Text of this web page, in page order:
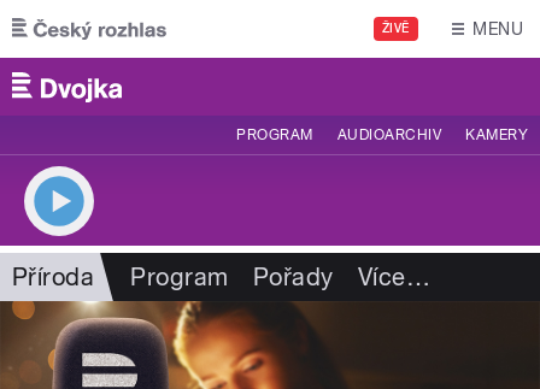
Přejít k hlavnímu obsahu
ŽIVĚ MENU
PROGRAM AUDIOARCHIV KAMERY
Příroda Program Pořady Více…